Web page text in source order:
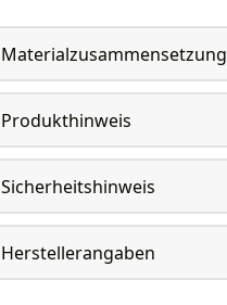
Materialzusammensetzung
Produkthinweis
Sicherheitshinweis
Herstellerangaben